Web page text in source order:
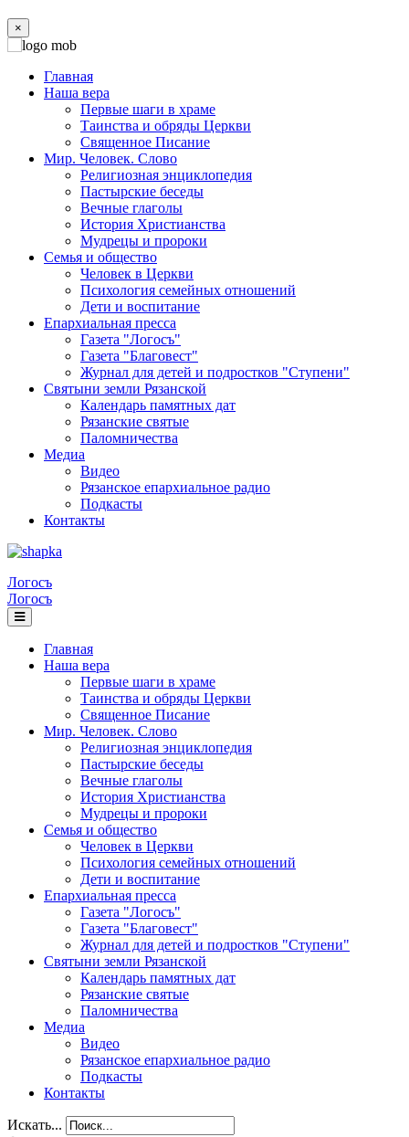
×
Главная
Наша вера
Первые шаги в храме
Таинства и обряды Церкви
Священное Писание
Мир. Человек. Слово
Религиозная энциклопедия
Пастырские беседы
Вечные глаголы
История Христианства
Мудрецы и пророки
Семья и общество
Человек в Церкви
Психология семейных отношений
Дети и воспитание
Епархиальная пресса
Газета "Логосъ"
Газета "Благовест"
Журнал для детей и подростков "Ступени"
Святыни земли Рязанской
Календарь памятных дат
Рязанские святые
Паломничества
Медиа
Видео
Рязанское епархиальное радио
Подкасты
Контакты
Логосъ
Логосъ
Главная
Наша вера
Первые шаги в храме
Таинства и обряды Церкви
Священное Писание
Мир. Человек. Слово
Религиозная энциклопедия
Пастырские беседы
Вечные глаголы
История Христианства
Мудрецы и пророки
Семья и общество
Человек в Церкви
Психология семейных отношений
Дети и воспитание
Епархиальная пресса
Газета "Логосъ"
Газета "Благовест"
Журнал для детей и подростков "Ступени"
Святыни земли Рязанской
Календарь памятных дат
Рязанские святые
Паломничества
Медиа
Видео
Рязанское епархиальное радио
Подкасты
Контакты
Искать...